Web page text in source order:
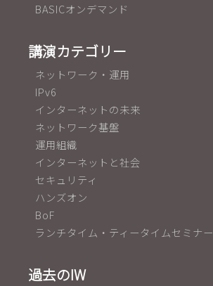
BASICオンデマンド
講演カテゴリー
ネットワーク・運用
IPv6
インターネットの未来
ネットワーク基盤
運用組織
インターネットと社会
セキュリティ
ハンズオン
BoF
ランチタイム・ティータイムセミナー
過去のIW